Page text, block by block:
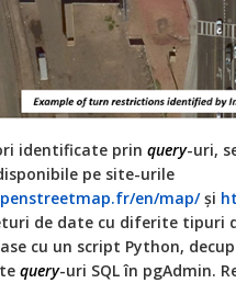
identificate prin query-uri,
pe site-urile
en/map/și
de date cu diferite tipuri
cu un script Python,
query-uri SQL în pgAdmin.